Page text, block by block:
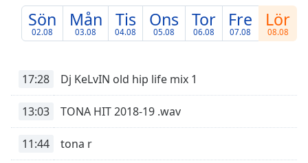
Mute
Current
Time0:00
Loaded:
0.00%
Stream
TypeLIVE
Seek to
live,
Sön
02.08
Mån
03.08
Tis
04.08
Ons
05.08
Tor
06.08
Fre
07.08
Lör
08.08
17:28 Dj KeLvIN old hip life mix 1
13:03 TONA HIT 2018-19 .wav
11:44 tona r